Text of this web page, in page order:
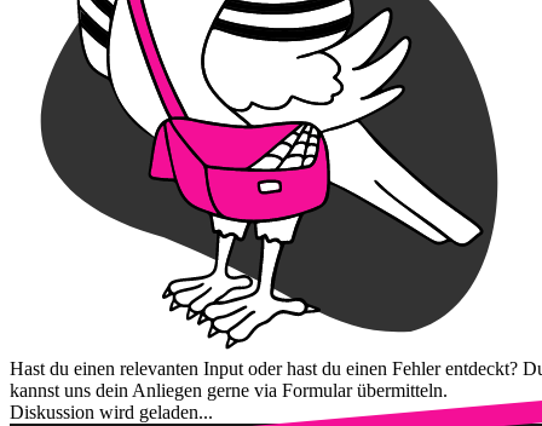
Hast du einen relevanten Input oder hast du einen Fehler entdeckt?
kannst uns dein Anliegen gerne via Formular übermitteln.
Diskussion wird geladen...